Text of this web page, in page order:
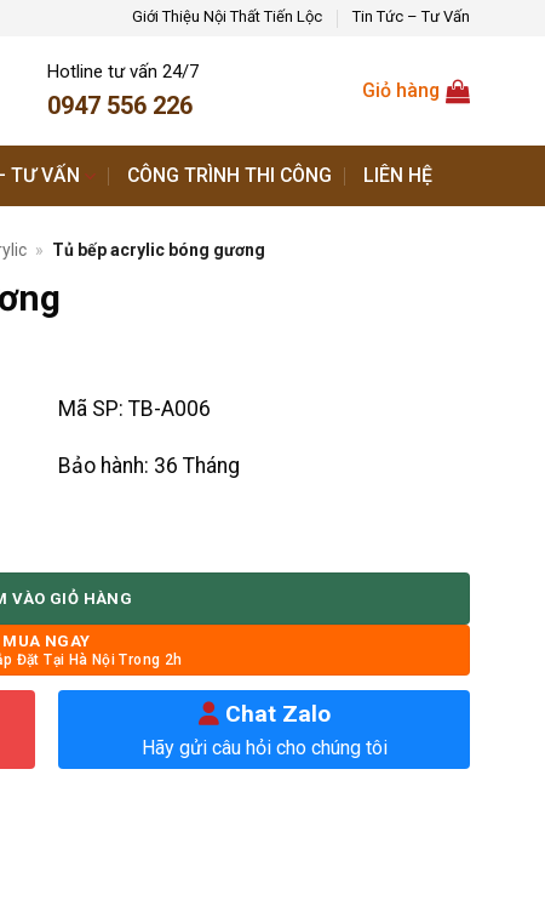
Giới Thiệu Nội Thất Tiến Lộc Tin Tức – Tư Vấn
Hotline tư vấn 24/7
0947 556 226
Giỏ hàng
TƯ VẤN CÔNG TRÌNH THI CÔNG LIÊN HỆ
» Tủ bếp acrylic bóng gương
Mã SP: TB-A006
Bảo hành: 36 Tháng
VÀO GIỎ HÀNG
MUA NGAY
Đặt Tại Hà Nội Trong 2h
Chat Zalo
Hãy gửi câu hỏi cho chúng tôi